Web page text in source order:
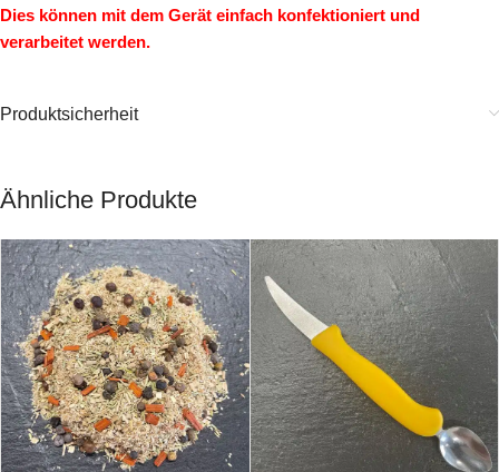
Dies können mit dem Gerät einfach konfektioniert und
verarbeitet werden.
Produktsicherheit
Ähnliche Produkte